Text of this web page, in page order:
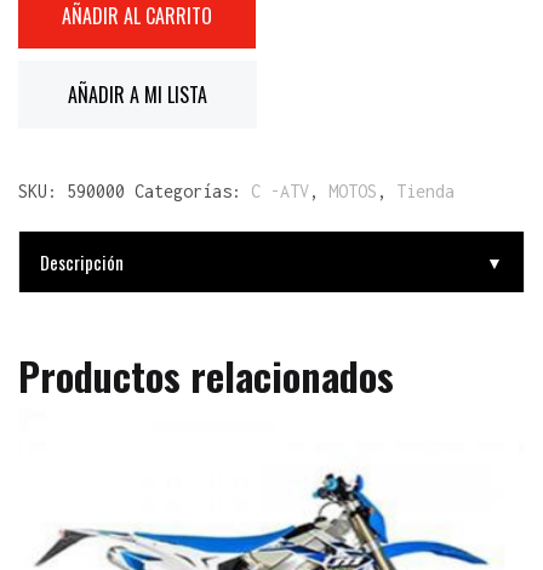
AÑADIR AL CARRITO
AÑADIR A MI LISTA
SKU: 590000 Categorías: C -ATV, MOTOS , Tienda
Descripción ▼
Productos relacionados